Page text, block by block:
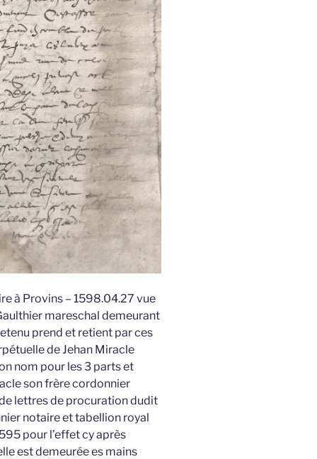
à Provins – 1598.04.27 vue
mareschal demeurant
prend et retient par ces
de Jehan Miracle
nom pour les 3 parts et
son frère cordonnier
lettres de procuration dudit
notaire et tabellion royal
pour l’effet cy après
est demeurée es mains